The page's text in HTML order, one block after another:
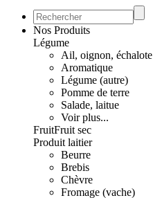
Nos Produits
Légume
Ail, oignon, échalote
Aromatique
Légume (autre)
Pomme de terre
Salade, laitue
Voir plus...
FruitFruit sec
Produit laitier
Beurre
Brebis
Chèvre
Fromage (vache)